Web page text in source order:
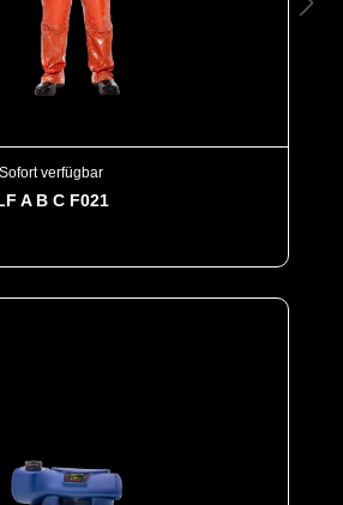
5 Jahre
Pro VE 30 Stück, Preis gilt
Verpackung
500048/60
Sofort verfügbar
A B C F021